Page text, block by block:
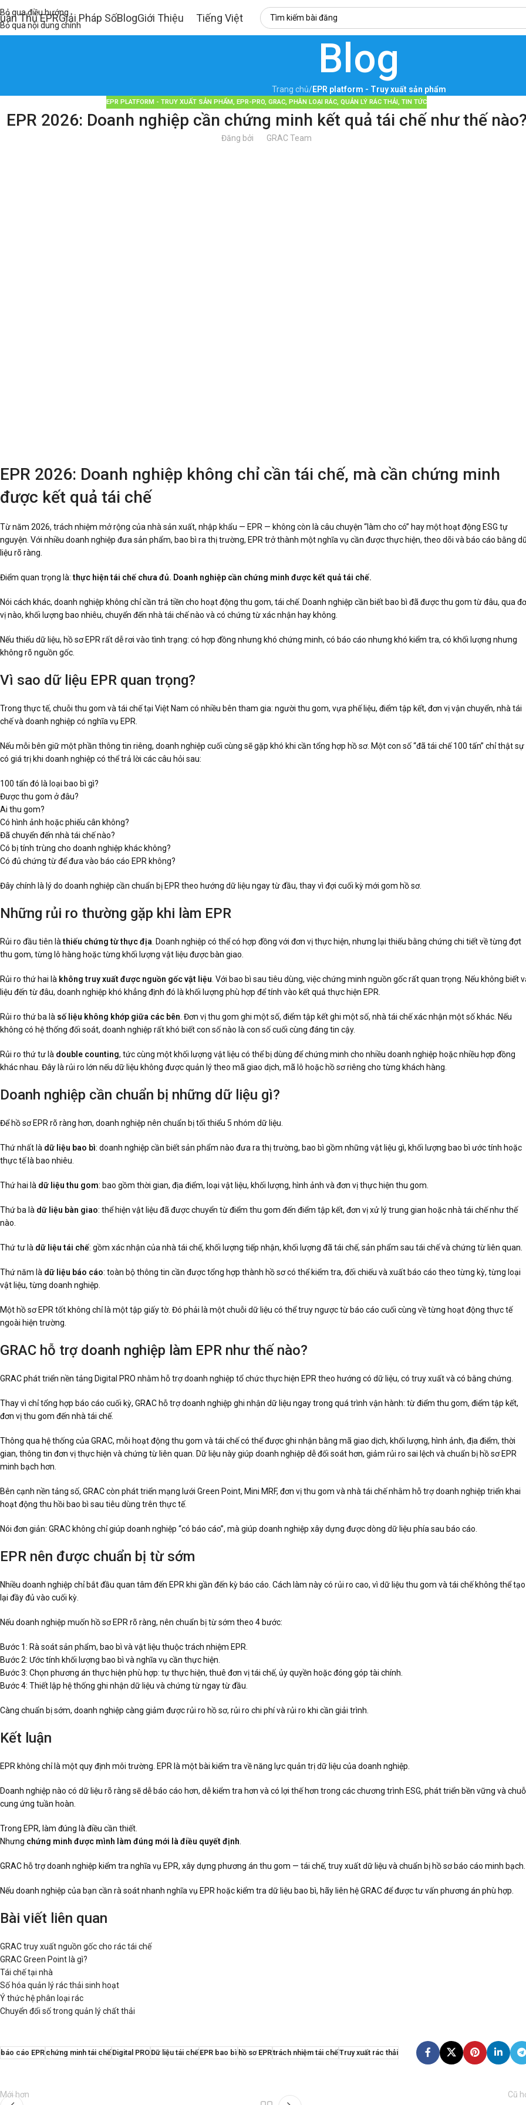
Bỏ qua điều hướng
Bỏ qua nội dung chính
Thủ EPRGiải Pháp SốBlogGiới Thiệu Tiếng Việt
Blog
Trang chủ/EPR platform - Truy xuất sản phẩm
EPR PLATFORM - TRUY XUẤT SẢN PHẨM,EPR-PRO,GRAC,PHÂN LOẠI RÁC,QUẢN LÝ RÁC THẢI,TIN TỨC
EPR 2026: Doanh nghiệp cần chứng minh kết quả tái chế như thế
Đăng bởi GRAC Team
EPR 2026: Doanh nghiệp không chỉ cần tái chế, mà cần chứng minh
được kết quả tái chế
Từ năm 2026, trách nhiệm mở rộng của nhà sản xuất, nhập khẩu — EPR — không còn là câu chuyện “làm cho có” hay một hoạt động ESG tự
nguyện. Với nhiều doanh nghiệp đưa sản phẩm, bao bì ra thị trường, EPR trở thành một nghĩa vụ cần được thực hiện, theo dõi và báo cáo bằng
liệu rõ ràng.
Điểm quan trọng là:thực hiện tái chế chưa đủ. Doanh nghiệp cần chứng minh được kết quả tái chế.
Nói cách khác, doanh nghiệp không chỉ cần trả tiền cho hoạt động thu gom, tái chế. Doanh nghiệp cần biết bao bì đã được thu gom từ đâu, qua
vị nào, khối lượng bao nhiêu, chuyển đến nhà tái chế nào và có chứng từ xác nhận hay không.
Nếu thiếu dữ liệu, hồ sơ EPR rất dễ rơi vào tình trạng: có hợp đồng nhưng khó chứng minh, có báo cáo nhưng khó kiểm tra, có khối lượng nhưng
không rõ nguồn gốc.
Vì sao dữ liệu EPR quan trọng?
Trong thực tế, chuỗi thu gom và tái chế tại Việt Nam có nhiều bên tham gia: người thu gom, vựa phế liệu, điểm tập kết, đơn vị vận chuyển, nhà tái
chế và doanh nghiệp có nghĩa vụ EPR.
Nếu mỗi bên giữ một phần thông tin riêng, doanh nghiệp cuối cùng sẽ gặp khó khi cần tổng hợp hồ sơ. Một con số “đã tái chế 100 tấn” chỉ thật sự
có giá trị khi doanh nghiệp có thể trả lời các câu hỏi sau:
100 tấn đó là loại bao bì gì?
Được thu gom ở đâu?
Ai thu gom?
Có hình ảnh hoặc phiếu cân không?
Đã chuyển đến nhà tái chế nào?
Có bị tính trùng cho doanh nghiệp khác không?
Có đủ chứng từ để đưa vào báo cáo EPR không?
Đây chính là lý do doanh nghiệp cần chuẩn bị EPR theo hướng dữ liệu ngay từ đầu, thay vì đợi cuối kỳ mới gom hồ sơ.
Những rủi ro thường gặp khi làm EPR
Rủi ro đầu tiên làthiếu chứng từ thực địa . Doanh nghiệp có thể có hợp đồng với đơn vị thực hiện, nhưng lại thiếu bằng chứng chi tiết về từng đợt
thu gom, từng lô hàng hoặc từng khối lượng vật liệu được bàn giao.
Rủi ro thứ hai là không truy xuất được nguồn gốc vật liệu . Với bao bì sau tiêu dùng, việc chứng minh nguồn gốc rất quan trọng. Nếu không biết
liệu đến từ đâu, doanh nghiệp khó khẳng định đó là khối lượng phù hợp để tính vào kết quả thực hiện EPR.
Rủi ro thứ ba là số liệu không khớp giữa các bên . Đơn vị thu gom ghi một số, điểm tập kết ghi một số, nhà tái chế xác nhận một số khác. Nếu
không có hệ thống đối soát, doanh nghiệp rất khó biết con số nào là con số cuối cùng đáng tin cậy.
Rủi ro thứ tư là double counting, tức cùng một khối lượng vật liệu có thể bị dùng để chứng minh cho nhiều doanh nghiệp hoặc nhiều hợp đồng
khác nhau. Đây là rủi ro lớn nếu dữ liệu không được quản lý theo mã giao dịch, mã lô hoặc hồ sơ riêng cho từng khách hàng.
Doanh nghiệp cần chuẩn bị những dữ liệu gì?
Để hồ sơ EPR rõ ràng hơn, doanh nghiệp nên chuẩn bị tối thiểu 5 nhóm dữ liệu.
Thứ nhất là dữ liệu bao bì: doanh nghiệp cần biết sản phẩm nào đưa ra thị trường, bao bì gồm những vật liệu gì, khối lượng bao bì ước tính hoặc
thực tế là bao nhiêu.
Thứ hai là dữ liệu thu gom: bao gồm thời gian, địa điểm, loại vật liệu, khối lượng, hình ảnh và đơn vị thực hiện thu gom.
Thứ ba là dữ liệu bàn giao: thể hiện vật liệu đã được chuyển từ điểm thu gom đến điểm tập kết, đơn vị xử lý trung gian hoặc nhà tái chế như thế
nào.
Thứ tư là dữ liệu tái chế: gồm xác nhận của nhà tái chế, khối lượng tiếp nhận, khối lượng đã tái chế, sản phẩm sau tái chế và chứng từ liên quan.
Thứ năm là dữ liệu báo cáo: toàn bộ thông tin cần được tổng hợp thành hồ sơ có thể kiểm tra, đối chiếu và xuất báo cáo theo từng kỳ, từng loại
vật liệu, từng doanh nghiệp.
Một hồ sơ EPR tốt không chỉ là một tập giấy tờ. Đó phải là một chuỗi dữ liệu có thể truy ngược từ báo cáo cuối cùng về từng hoạt động thực tế
ngoài hiện trường.
GRAC hỗ trợ doanh nghiệp làm EPR như thế nào?
GRAC phát triển nền tảng Digital PRO nhằm hỗ trợ doanh nghiệp tổ chức thực hiện EPR theo hướng có dữ liệu, có truy xuất và có bằng chứng.
Thay vì chỉ tổng hợp báo cáo cuối kỳ, GRAC hỗ trợ doanh nghiệp ghi nhận dữ liệu ngay trong quá trình vận hành: từ điểm thu gom, điểm tập kết,
đơn vị thu gom đến nhà tái chế.
Thông qua hệ thống của GRAC, mỗi hoạt động thu gom và tái chế có thể được ghi nhận bằng mã giao dịch, khối lượng, hình ảnh, địa điểm, thời
gian, thông tin đơn vị thực hiện và chứng từ liên quan. Dữ liệu này giúp doanh nghiệp dễ đối soát hơn, giảm rủi ro sai lệch và chuẩn bị hồ sơ EPR
minh bạch hơn.
Bên cạnh nền tảng số, GRAC còn phát triển mạng lưới Green Point, Mini MRF, đơn vị thu gom và nhà tái chế nhằm hỗ trợ doanh nghiệp triển khai
hoạt động thu hồi bao bì sau tiêu dùng trên thực tế.
Nói đơn giản: GRAC không chỉ giúp doanh nghiệp “có báo cáo”, mà giúp doanh nghiệp xây dựng được dòng dữ liệu phía sau báo cáo.
EPR nên được chuẩn bị từ sớm
Nhiều doanh nghiệp chỉ bắt đầu quan tâm đến EPR khi gần đến kỳ báo cáo. Cách làm này có rủi ro cao, vì dữ liệu thu gom và tái chế không thể tạo
lại đầy đủ vào cuối kỳ.
Nếu doanh nghiệp muốn hồ sơ EPR rõ ràng, nên chuẩn bị từ sớm theo 4 bước:
Bước 1: Rà soát sản phẩm, bao bì và vật liệu thuộc trách nhiệm EPR.
Bước 2: Ước tính khối lượng bao bì và nghĩa vụ cần thực hiện.
Bước 3: Chọn phương án thực hiện phù hợp: tự thực hiện, thuê đơn vị tái chế, ủy quyền hoặc đóng góp tài chính.
Bước 4: Thiết lập hệ thống ghi nhận dữ liệu và chứng từ ngay từ đầu.
Càng chuẩn bị sớm, doanh nghiệp càng giảm được rủi ro hồ sơ, rủi ro chi phí và rủi ro khi cần giải trình.
Kết luận
EPR không chỉ là một quy định môi trường. EPR là một bài kiểm tra về năng lực quản trị dữ liệu của doanh nghiệp.
Doanh nghiệp nào có dữ liệu rõ ràng sẽ dễ báo cáo hơn, dễ kiểm tra hơn và có lợi thế hơn trong các chương trình ESG, phát triển bền vững và
cung ứng tuần hoàn.
Trong EPR, làm đúng là điều cần thiết.
Nhưng chứng minh được mình làm đúng mới là điều quyết định
GRAC hỗ trợ doanh nghiệp kiểm tra nghĩa vụ EPR, xây dựng phương án thu gom — tái chế, truy xuất dữ liệu và chuẩn bị hồ sơ báo cáo minh bạch.
Nếu doanh nghiệp của bạn cần rà soát nhanh nghĩa vụ EPR hoặc kiểm tra dữ liệu bao bì, hãy liên hệ GRAC để được tư vấn phương án phù hợp.
Bài viết liên quan
GRAC truy xuất nguồn gốc cho rác tái chế
GRAC Green Point là gì?
Tái chế tại nhà
Số hóa quản lý rác thải sinh hoạt
Ý thức hệ phân loại rác
Chuyển đổi số trong quản lý chất thải
báo cáo EPRchứng minh tái chếDigital PRODữ liệu tái chếEPR bao bì hồ sơ EPRtrách nhiệm tái chếTruy xuất rác thải
Mới hơn
Cũ